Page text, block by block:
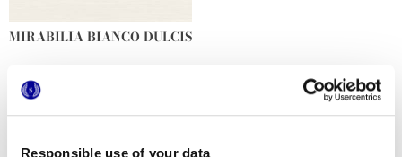
Responsible use of your data
MIRABILIA BIANCO DULCIS
DECORACIONES Y MOSAICOS